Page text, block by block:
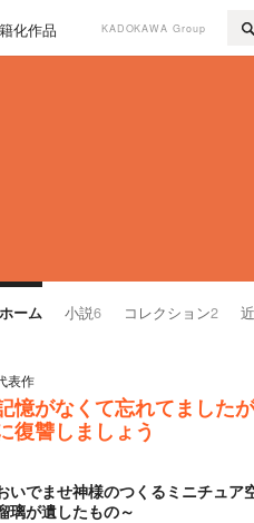
化作品 KADOKAWA Group
ホーム 小説6 コレクション2
表作
憶がなくて忘れてました
復讐しましょう
いでませ神様のつくるミニチュア
璃が遺したもの～